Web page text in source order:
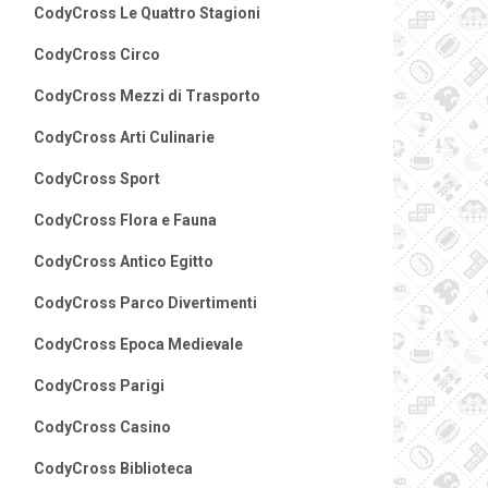
CodyCross Le Quattro Stagioni
CodyCross Circo
CodyCross Mezzi di Trasporto
CodyCross Arti Culinarie
CodyCross Sport
CodyCross Flora e Fauna
CodyCross Antico Egitto
CodyCross Parco Divertimenti
CodyCross Epoca Medievale
CodyCross Parigi
CodyCross Casino
CodyCross Biblioteca